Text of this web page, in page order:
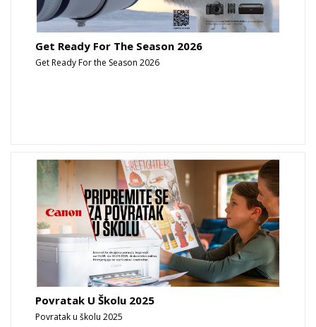
Get Ready For The Season 2026
Get Ready For the Season 2026
Povratak U Školu 2025
Povratak u školu 2025